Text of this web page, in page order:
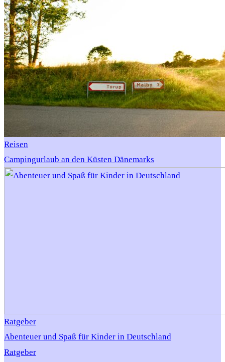
Reisen
Campingurlaub an den Küsten Dänemarks
Ratgeber
Abenteuer und Spaß für Kinder in Deutschland
Ratgeber